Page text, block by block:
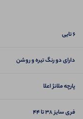
6 تایی
دارای دو رنگ تیره و روشن
پارچه ملانژ اعلا
فری سایز 38 تا 44